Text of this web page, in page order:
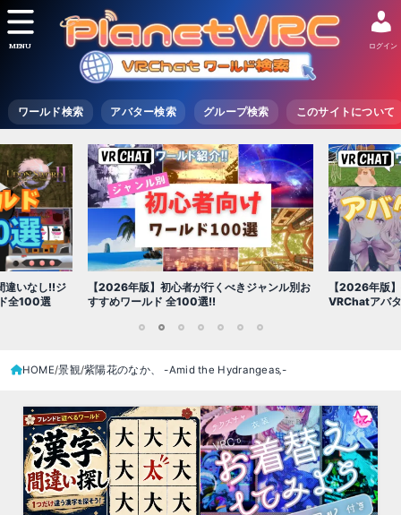
ワールド検索 アバター検索 グループ検索 このサイトについて
ログイン
MENU
ャンル別お
【2026年版】初心者必見!!無料で使える
VRChatアバター（アバターワールド紹介）
【2026年版
世界を味わえ
HOME 景観 紫陽花のなか、 -Amid the Hydrangeas‚-